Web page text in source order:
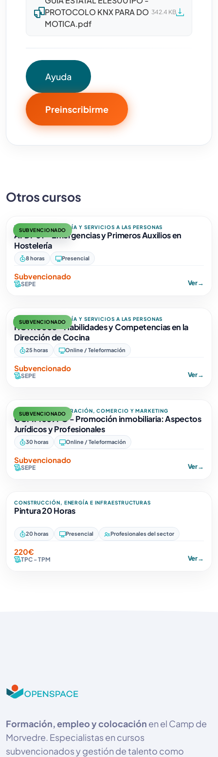
PROTOCOLO KNX PARA DO
MOTICA.pdf
342.4 KB
Ayuda
Preinscribirme
Otros cursos
SUBVENCIONADO
TURISMO, HOSTELERÍA Y SERVICIOS A LAS PERSONAS
AFDP01 - Emergencias y Primeros Auxilios en
Hostelería
8 horas Presencial
Subvencionado
SEPE Ver→
SUBVENCIONADO
TURISMO, HOSTELERÍA Y SERVICIOS A LAS PERSONAS
HOTR0035 - Habilidades y Competencias en la
Dirección de Cocina
25 horas Online / Teleformación
Subvencionado
SEPE Ver→
SUBVENCIONADO
EMPRESA, ADMINISTRACIÓN, COMERCIO Y MARKETING
COMM059PO - Promoción inmobiliaria: Aspectos
Jurídicos y Profesionales
30 horas Online / Teleformación
Subvencionado
SEPE Ver→
CONSTRUCCIÓN, ENERGÍA E INFRAESTRUCTURAS
Pintura 20 Horas
20 horas Presencial Profesionales del sector
220€
TPC - TPM Ver→
Formación, empleo y colocación en el Camp de
Morvedre. Especialistas en cursos
subvencionados y gestión de talento como